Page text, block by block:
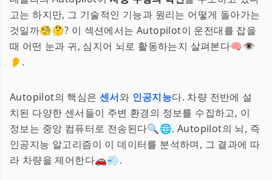
고는 하지만, 그 기술적인 기능과 원리는 어떻게 돌아가는
것일까🧐🤔? 이 섹션에서는 Autopilot이 운전대를 잡을
때 어떤 눈과 귀, 심지어 뇌로 활동하는지 살펴본다🧠👁️
👂.
Autopilot의 핵심은 센서와 인공지능다. 차량 전반에 설
치된 다양한 센서들이 주변 환경의 정보를 수집하고, 이
정보는 중앙 컴퓨터로 전송된다🔍🌐. Autopilot의 뇌, 즉
인공지능 알고리즘이 이 데이터를 분석하며, 그 결과에 따
라 차량을 제어한다🚗💨.